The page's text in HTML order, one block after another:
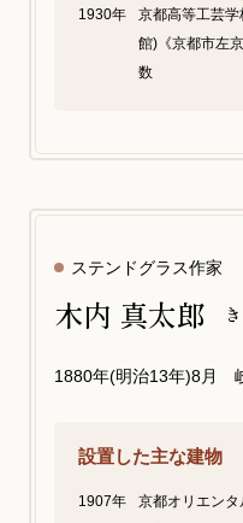
1930年
京都高等工芸
館)《京都市左
数
ステンドグラス作家
木内 真太郎
1880年(明治13年)8月
設置した主な建物
1907年
京都オリエンタ